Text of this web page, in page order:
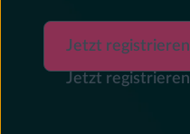
Jetzt registrieren
Jetzt registrieren